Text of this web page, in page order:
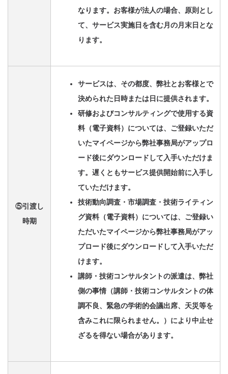
なります。お客様が法人の場合、原則とし
て、サービス実施日を含む月の月末日とな
ります。
⑤引渡し
時期
サービスは、その都度、弊社とお客様とで
決められた日時または日に提供されます。
研修およびコンサルティングで使用する資
料（電子資料）については、ご登録いただ
いたマイページから弊社事務局がアップロ
ード後にダウンロードして入手いただけま
す。遅くともサービス提供開始前に入手し
ていただけます。
技術動向調査・市場調査・技術ライティン
グ資料（電子資料）については、ご登録い
ただいたマイページから弊社事務局がアッ
プロード後にダウンロードして入手いただ
けます。
講師・技術コンサルタントの派遣は、弊社
側の事情（講師・技術コンサルタントの体
調不良、緊急の学術的会議出席、天災等を
含みこれに限られません。）により中止せ
ざるを得ない場合があります。